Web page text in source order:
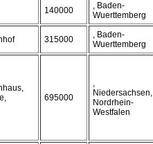
140000
, Baden-
Wuerttemberg
315000
, Baden-
Wuerttemberg
695000
,
Niedersachsen,
Nordrhein-
Westfalen